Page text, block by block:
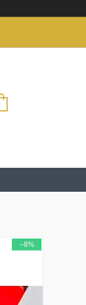
–8%